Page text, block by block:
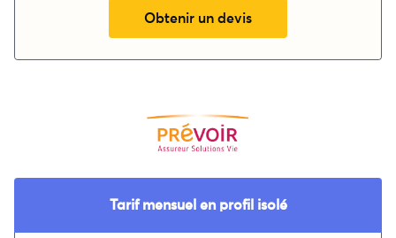
Obtenir un devis
Tarif mensuel en profil isolé